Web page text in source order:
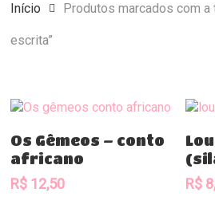
Início Produtos marcados com a
escrita”
Os Gêmeos – conto
africano
R$ 12,50 R$